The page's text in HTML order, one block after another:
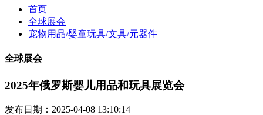
首页
全球展会
宠物用品/婴童玩具/文具/元器件
全球展会
2025年俄罗斯婴儿用品和玩具展览会
发布日期：2025-04-08 13:10:14